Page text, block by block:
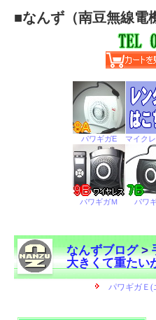
■なんず（南豆無線電
なんずブログ>
大きくて重たい